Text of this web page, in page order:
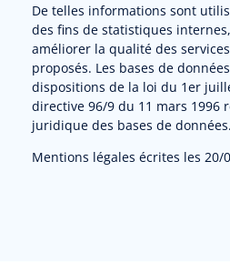
De telles informations sont
des fins de statistiques
améliorer la qualité des
proposés. Les bases de
dispositions de la loi du 1er
directive 96/9 du 11 mars 1996
juridique des bases de données.
Mentions légales écrites les 20/